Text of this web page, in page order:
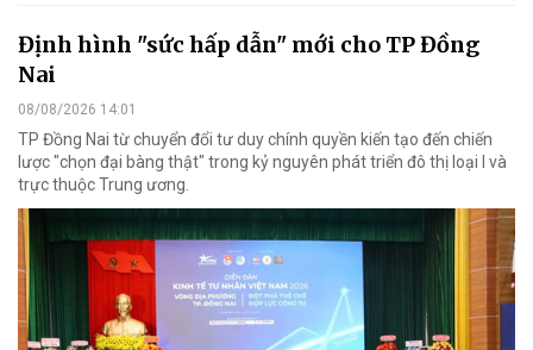
Định hình "sức hấp dẫn" mới cho TP Đồng
Nai
08/08/2026 14:01
TP Đồng Nai từ chuyển đổi tư duy chính quyền kiến tạo đến chiến
lược "chọn đại bàng thật" trong kỷ nguyên phát triển đô thị loại I và
trực thuộc Trung ương.